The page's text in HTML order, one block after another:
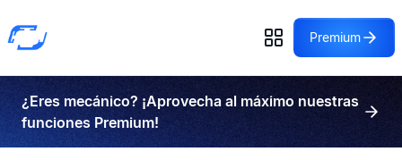
Premium
¿Eres mecánico? ¡Aprovecha al máximo nuestras
funciones Premium!